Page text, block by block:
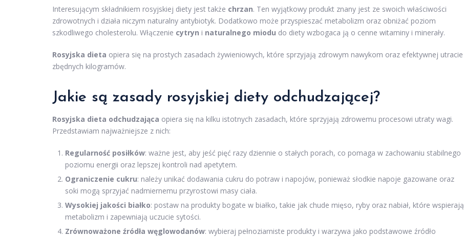
Interesującym składnikiem rosyjskiej diety jest także chrzan. Ten wyjątkowy produkt znany jest ze swoich właściwości
zdrowotnych i działa niczym naturalny antybiotyk. Dodatkowo może przyspieszać metabolizm oraz obniżać poziom
szkodliwego cholesterolu. Włączenie cytryn i naturalnego miodu do diety wzbogaca ją o cenne witaminy i minerały.
Rosyjska dieta opiera się na prostych zasadach żywieniowych, które sprzyjają zdrowym nawykom oraz efektywnej utracie
zbędnych kilogramów.
Jakie są zasady rosyjskiej diety odchudzającej?
Rosyjska dieta odchudzająca opiera się na kilku istotnych zasadach, które sprzyjają zdrowemu procesowi utraty wagi.
Przedstawiam najważniejsze z nich:
Regularność posiłków: ważne jest, aby jeść pięć razy dziennie o stałych porach, co pomaga w zachowaniu stabilnego
poziomu energii oraz lepszej kontroli nad apetytem.
Ograniczenie cukru: należy unikać dodawania cukru do potraw i napojów, ponieważ słodkie napoje gazowane oraz
soki mogą sprzyjać nadmiernemu przyrostowi masy ciała.
Wysokiej jakości białko: postaw na produkty bogate w białko, takie jak chude mięso, ryby oraz nabiał, które wspierają
metabolizm i zapewniają uczucie sytości.
Zrównoważone źródła węglowodanów: wybieraj pełnoziarniste produkty i warzywa jako podstawowe źródło